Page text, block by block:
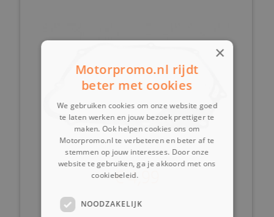
€ 4,99
×
Motorpromo.nl rijdt
beter met cookies
We gebruiken cookies om onze website goed
te laten werken en jouw bezoek prettiger te
maken. Ook helpen cookies ons om
Motorpromo.nl te verbeteren en beter af te
stemmen op jouw interesses. Door onze
website te gebruiken, ga je akkoord met ons
cookiebeleid.
NOODZAKELIJK